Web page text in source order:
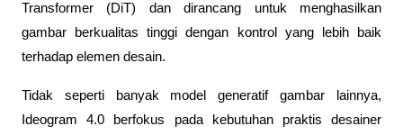
Transformer (DiT) dan dirancang untuk menghasilkan
gambar berkualitas tinggi dengan kontrol yang lebih baik
terhadap elemen desain.
Tidak seperti banyak model generatif gambar lainnya,
Ideogram 4.0 berfokus pada kebutuhan praktis desainer